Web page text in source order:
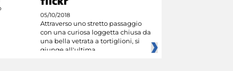
05/10/2018
Attraverso uno stretto passaggio
con una curiosa loggetta chiusa da
una bella vetrata a tortiglioni, si
giunge all'ultima